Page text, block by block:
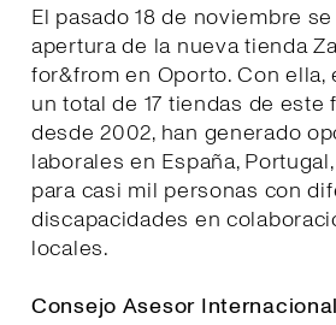
El pasado 18 de noviembre
apertura de la nueva tienda
for&from en Oporto. Con ella,
un total de 17 tiendas de este
desde 2002, han generado
laborales en España,
para casi mil personas con
discapacidades en
locales.
Consejo Asesor Internacional